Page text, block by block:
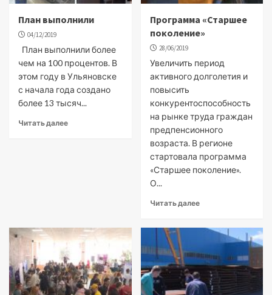
План выполнили
04/12/2019
План выполнили более
чем на 100 процентов. В
этом году в Ульяновске
с начала года создано
более 13 тысяч...
Читать далее
Программа «Старшее
поколение»
28/06/2019
Увеличить период
активного долголетия и
повысить
конкурентоспособность
на рынке труда граждан
предпенсионного
возраста. В регионе
стартовала программа
«Старшее поколение».
О...
Читать далее